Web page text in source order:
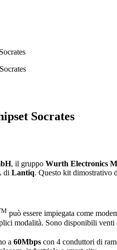
Socrates
, il gruppo Wurth Electronics
di Lantiq. Questo kit dimostrativo
può essere impiegata come
modalità. Sono disponibili
a 60Mbps con 4 conduttori di